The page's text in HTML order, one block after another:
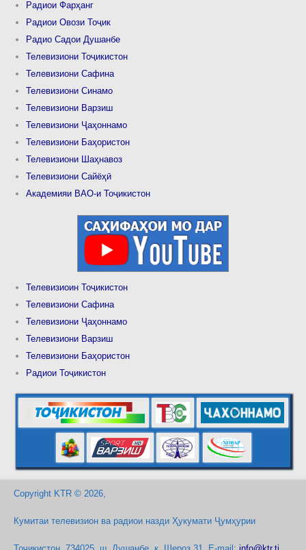
Радиои Фарҳанг
Радиои Овози Тоҷик
Радио Садои Душанбе
Телевизиони Тоҷикистон
Телевизиони Сафина
Телевизиони Синамо
Телевизиони Варзиш
Телевизиони Ҷаҳоннамо
Телевизиони Баҳористон
Телевизиони Шаҳнавоз
Телевизиони Сайёҳӣ
Академияи ВАО-и Тоҷикистон
Телевизиоин Тоҷикистон
Телевизиони Сафина
Телевизиони Ҷаҳоннамо
Телевизиони Варзиш
Телевизиони Баҳористон
Радиои Тоҷикистон
Copyright KTR © 2026,
Кумитаи телевизион ва радиои назди Ҳукумати Ҷумҳурии